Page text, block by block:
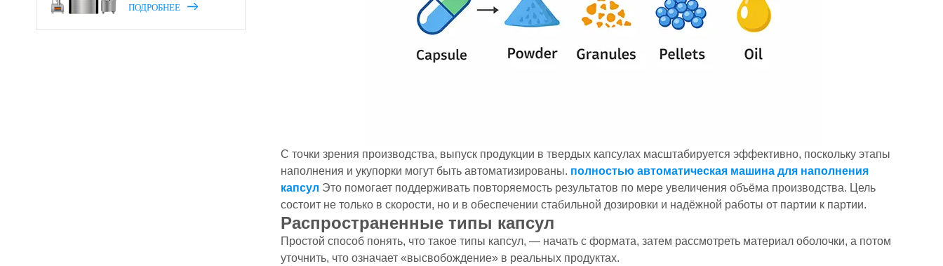
ПОДРОБНЕЕ
С точки зрения производства, выпуск продукции в твердых капсулах масштабируется эффективно, поскольку этапы
наполнения и укупорки могут быть автоматизированы. полностью автоматическая машина для наполнения
капсул Это помогает поддерживать повторяемость результатов по мере увеличения объёма производства. Цель
состоит не только в скорости, но и в обеспечении стабильной дозировки и надёжной работы от партии к партии.
Распространенные типы капсул
Простой способ понять, что такое типы капсул, — начать с формата, затем рассмотреть материал оболочки, а потом
уточнить, что означает «высвобождение» в реальных продуктах.